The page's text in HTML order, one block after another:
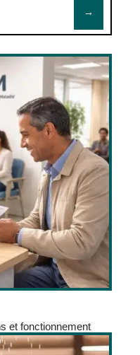
et fonctionnement